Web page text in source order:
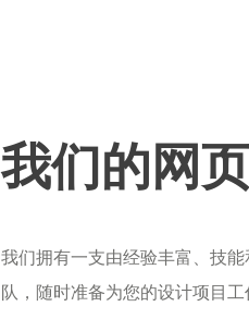
我们的网
我们拥有一支由经验丰富、技
队，随时准备为您的设计项目工